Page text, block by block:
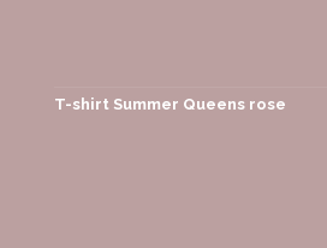
T-shirt Summer Queens rose